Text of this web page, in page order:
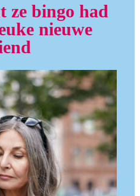
ze bingo had
nieuwe